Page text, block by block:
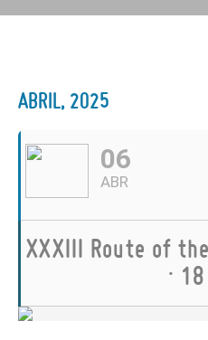
ABRIL, 2025
06
ABR
XXXIII Route of
·